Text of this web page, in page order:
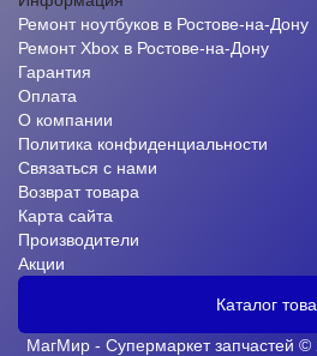
Ремонт ноутбуков в Ростове-на-Дону
Ремонт Xbox в Ростове-на-Дону
Гарантия
Оплата
О компании
Политика конфиденциальности
Связаться с нами
Возврат товара
Карта сайта
Производители
Акции
Каталог
МагМир - Супермаркет запчастей